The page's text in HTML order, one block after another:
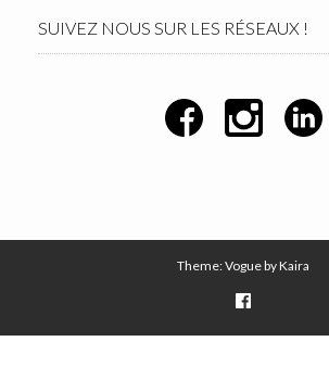
SUIVEZ NOUS SUR LES RÉSEAUX !
Theme: Vogue byKaira